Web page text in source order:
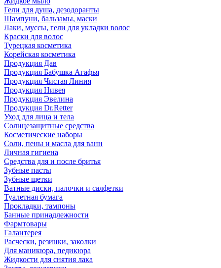
Гели для душа, дезодоранты
Шампуни, бальзамы, маски
Лаки, муссы, гели для укладки волос
Краски для волос
Турецкая косметика
Корейская косметика
Продукция Дав
Продукция Бабушка Агафья
Продукция Чистая Линия
Продукция Нивея
Продукция Эвелина
Продукция Dr.Retter
Уход для лица и тела
Солнцезащитные средства
Косметические наборы
Соли, пены и масла для ванн
Личная гигиена
Средства для и после бритья
Зубные пасты
Зубные щетки
Ватные диски, палочки и салфетки
Туалетная бумага
Прокладки, тампоны
Банные принадлежности
Фармтовары
Галантерея
Расчески, резинки, заколки
Для маникюра, педикюра
Жидкости для снятия лака